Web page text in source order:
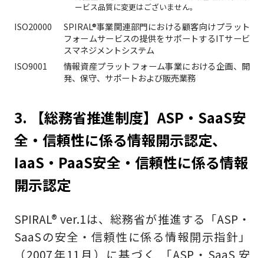
ービス品質に変更はございません。
ISO20000
SPIRAL®事業関連部門における顧客向けプラット
フォームサービスの提供をサポートするITサービ
スマネジメントシステム
ISO9001
情報資産プラットフォーム事業における企画、開
発、保守、サポートおよび販売業務
3. 【総務省推進制度】ASP・SaaS安
全・信頼性に係る情報開示認定、
IaaS・PaaS安全・信頼性に係る情報
開示認定
SPIRAL® ver.1は、総務省が推進する「ASP・
SaaSの安全・信頼性に係る情報開示指針」
（2007年11月）に基づく 「ASP・SaaS 安